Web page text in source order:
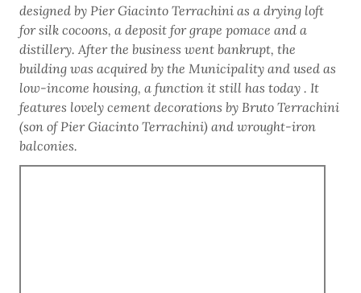
designed by Pier Giacinto Terrachini as a drying loft
for silk cocoons, a deposit for grape pomace and a
distillery. After the business went bankrupt, the
building was acquired by the Municipality and used as
low-income housing, a function it still has today . It
features lovely cement decorations by Bruto Terrachini
(son of Pier Giacinto Terrachini) and wrought-iron
balconies.